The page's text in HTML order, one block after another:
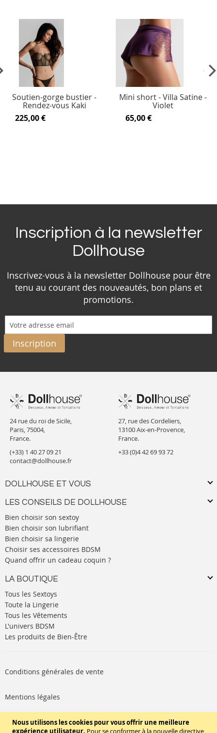
Nous utilisons les cookies pour vous offrir une meilleure
expérience utilisateur. Pour se conformer à la nouvelle directive
Soutien-gorge bustier -
Rendez-vous Kaki
225,00 €
Mini short - Villa Satine -
Violet
65,00 €
Inscription à la newsletter
Dollhouse
Inscrivez-vous à la newsletter Dollhouse pour être
tenu au courant des nouveautés, bon plans et
promotions.
Inscription
24 rue du roi de Sicile,
Paris, 75004,
France.
(+33) 1 40 27 09 21
contact@dollhouse.fr
DOLLHOUSE ET VOUS
LES CONSEILS DE DOLLHOUSE
Bien choisir son sextoy
Bien choisir son lubrifiant
Bien choisir sa lingerie
Choisir ses accessoires BDSM
Quand offrir un cadeau coquin ?
LA BOUTIQUE
Tous les Sextoys
Toute la Lingerie
Tous les Vêtements
L'univers BDSM
Les produits de Bien-Être
27, rue des Cordeliers,
13100 Aix-en-Provence,
France.
+33 (0)4 42 69 93 72
Conditions générales de vente
Mentions légales
Politique de cookies